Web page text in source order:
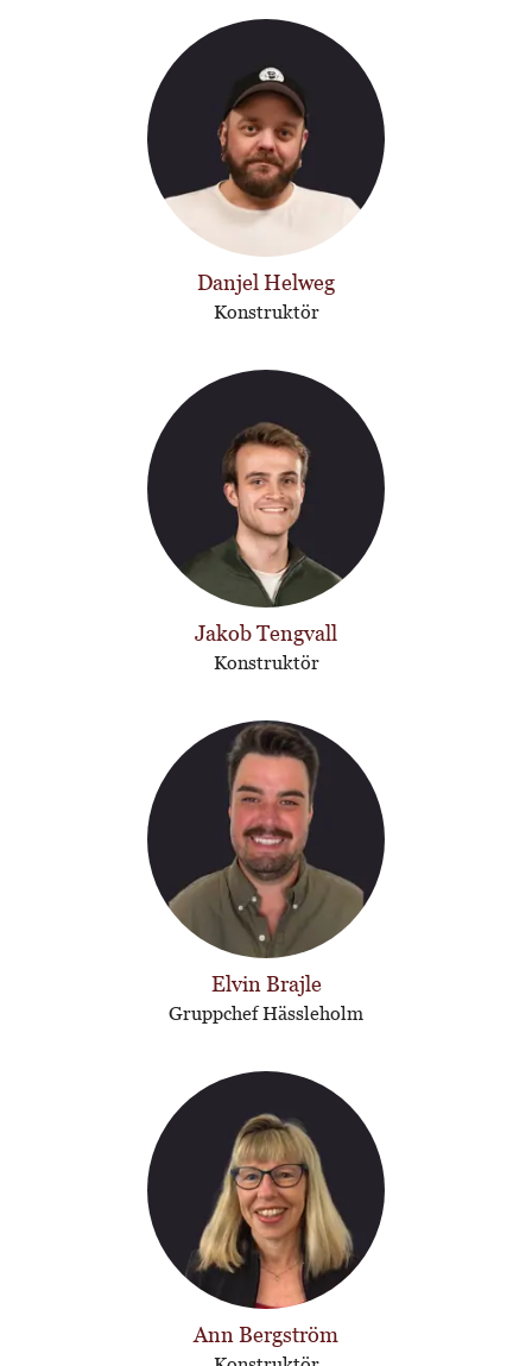
Danjel Helweg
Konstruktör
Jakob Tengvall
Konstruktör
Elvin Brajle
Gruppchef Hässleholm
Ann Bergström